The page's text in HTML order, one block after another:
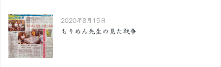
2020年8月15日
ちりめん先生の見た戦争